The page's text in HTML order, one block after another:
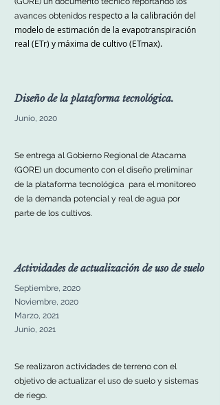
avances obtenidos respecto a la calibración del
modelo de estimación de la evapotranspiración
real (ETr) y máxima de cultivo (ETmax).
Diseño de la plataforma tecnológica.
Junio, 2020
Se entrega al Gobierno Regional de Atacama
(GORE) un documento con el diseño preliminar
de la plataforma tecnológica para el monitoreo
de la demanda potencial y real de agua por
parte de los cultivos.
Actividades de actualización de uso de suelo
Septiembre, 2020
Noviembre, 2020
Marzo, 2021
Junio, 2021
Se realizaron actividades de terreno con el
objetivo de actualizar el uso de suelo y sistemas
de riego.